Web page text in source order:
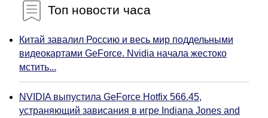
Топ новости часа
Китай завалил Россию и весь мир поддельными
видеокартами GeForce. Nvidia начала жестоко
мстить...
NVIDIA выпустила GeForce Hotfix 566.45,
устраняющий зависания в игре Indiana Jones and